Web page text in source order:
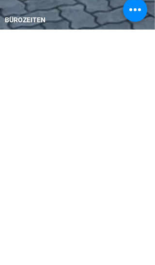
BÜROZEITEN